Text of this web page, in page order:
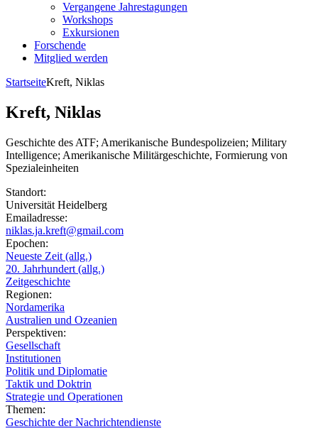
Vergangene Jahrestagungen
Workshops
Exkursionen
Forschende
Mitglied werden
StartseiteKreft, Niklas
Kreft, Niklas
Geschichte des ATF; Amerikanische Bundespolizeien; Military
Intelligence; Amerikanische Militärgeschichte, Formierung von
Spezialeinheiten
Standort:
Universität Heidelberg
Emailadresse:
niklas.ja.kreft@gmail.com
Epochen:
Neueste Zeit (allg.)
20. Jahrhundert (allg.)
Zeitgeschichte
Regionen:
Nordamerika
Australien und Ozeanien
Perspektiven:
Gesellschaft
Institutionen
Politik und Diplomatie
Taktik und Doktrin
Strategie und Operationen
Themen:
Geschichte der Nachrichtendienste